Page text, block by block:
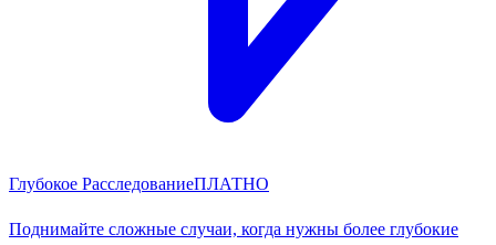
Глубокое РасследованиеПЛАТНО
Поднимайте сложные случаи, когда нужны более глубокие